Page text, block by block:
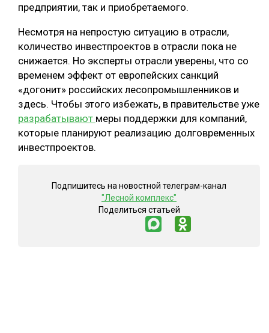
предприятии, так и приобретаемого.
Несмотря на непростую ситуацию в отрасли,
количество инвестпроектов в отрасли пока не
снижается. Но эксперты отрасли уверены, что со
временем эффект от европейских санкций
«догонит» российских лесопромышленников и
здесь. Чтобы этого избежать, в правительстве уже
разрабатывают меры поддержки для компаний,
которые планируют реализацию долговременных
инвестпроектов.
Подпишитесь на новостной телеграм-канал
"Лесной комплекс"
Поделиться статьей